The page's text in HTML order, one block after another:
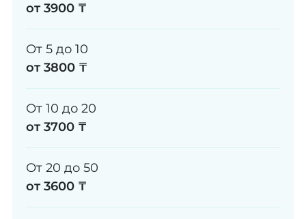
от 3900 ₸
От 5 до 10
от 3800 ₸
От 10 до 20
от 3700 ₸
От 20 до 50
от 3600 ₸